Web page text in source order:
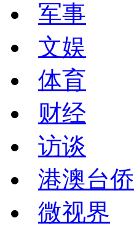
军事
文娱
体育
财经
访谈
港澳台侨
微视界